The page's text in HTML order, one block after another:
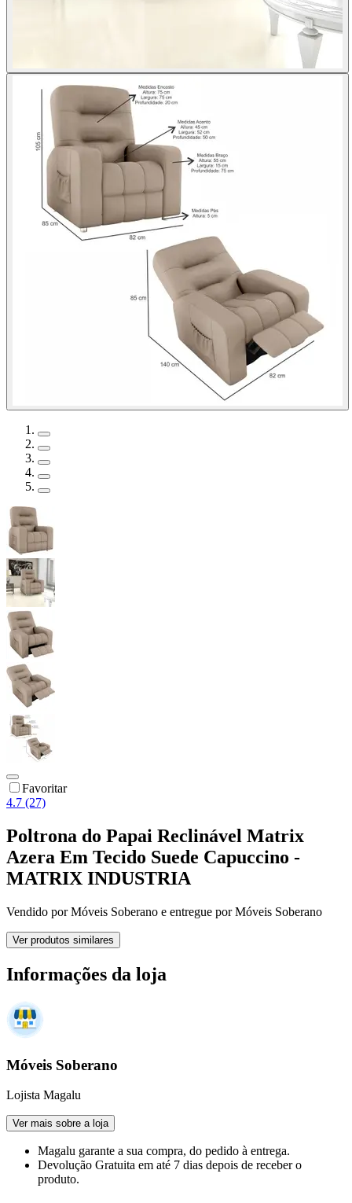
Favoritar
4.7 (27)
Poltrona do Papai Reclinável Matrix
Azera Em Tecido Suede Capuccino -
MATRIX INDUSTRIA
Vendido porMóveis Soberano e entregue por Móveis Soberano
Ver produtos similares
Informações da loja
Móveis Soberano
Lojista Magalu
Ver mais sobre a loja
Magalu garante a sua compra, do pedido à entrega.
Devolução Gratuita em até 7 dias depois de receber o
produto.